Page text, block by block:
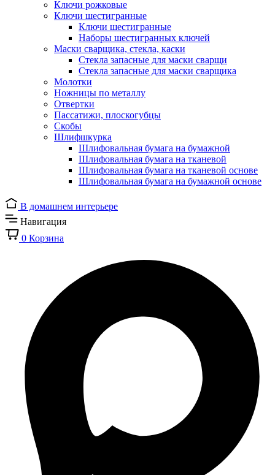
Ключи рожковые
Ключи шестигранные
Ключи шестигранные
Наборы шестигранных ключей
Маски сварщика, стекла, каски
Стекла запасные для маски сварщи
Стекла запасные для маски сварщика
Молотки
Ножницы по металлу
Отвертки
Пассатижи, плоскогубцы
Скобы
Шлифшкурка
Шлифовальная бумага на бумажной
Шлифовальная бумага на тканевой
Шлифовальная бумага на тканевой основе
Шлифовальная бумага на бумажной основе
В домашнем интерьере
Навигация
0 Корзина